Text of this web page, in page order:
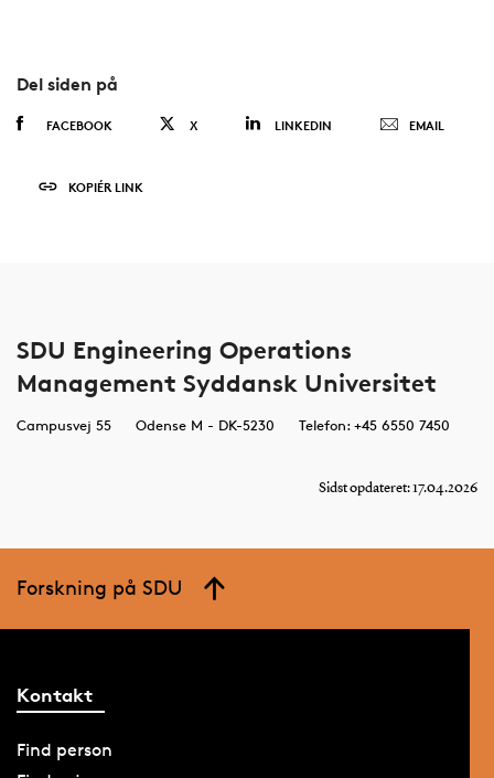
Del siden på
FACEBOOK X LINKEDIN EMAIL
KOPIÉR LINK
SDU Engineering Operations
Management Syddansk Universitet
Campusvej 55 Odense M - DK-5230 Telefon: +45 6550 7450
Sidst opdateret: 17.04.2026
Forskning på SDU
Kontakt
Find person